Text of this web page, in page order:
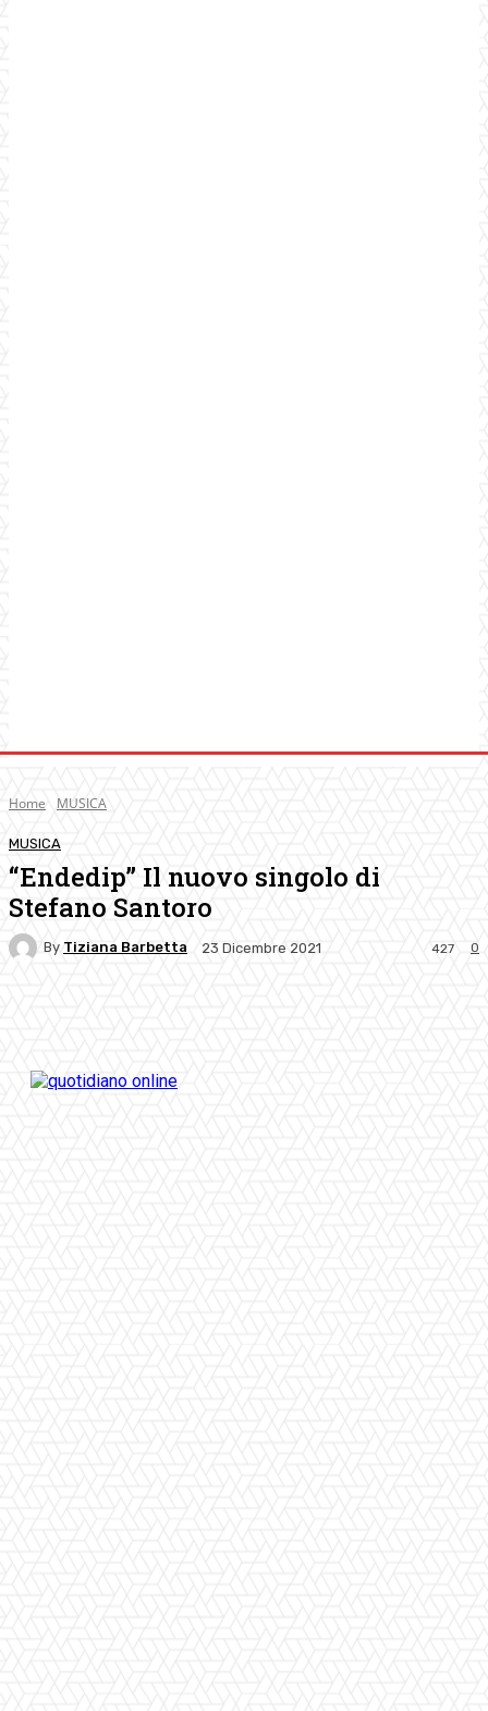
Home MUSICA
MUSICA
“Endedip” Il nuovo singolo di
Stefano Santoro
By Tiziana Barbetta 23 Dicembre 2021 0
427